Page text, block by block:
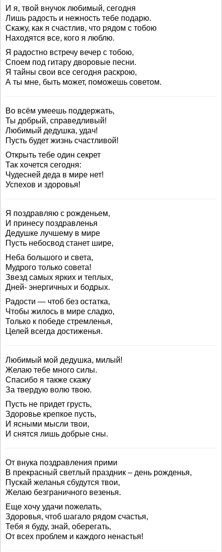
И я, твой внучок любимый, сегодня
Лишь радость и нежность тебе подарю.
Скажу, как я счастлив, что рядом с тобою
Находятся все, кого я люблю.
Я радостно встречу вечер с тобою,
Споем под гитару дворовые песни.
Я тайны свои все сегодня раскрою,
А ты мне, быть может, поможешь советом.
Во всём умеешь поддержать,
Ты добрый, справедливый!
Любимый дедушка, удач!
Пусть будет жизнь счастливой!
Открыть тебе один секрет
Так хочется сегодня:
Чудесней деда в мире нет!
Успехов и здоровья!
Я поздравляю с рожденьем,
И принесу поздравленья
Дедушке лучшему в мире
Пусть небосвод станет шире,
Неба большого и света,
Мудрого только совета!
Звезд самых ярких и теплых,
Дней- энергичных и бодрых.
Радости — чтоб без остатка,
Чтобы жилось в мире сладко,
Только к победе стремленья,
Целей всегда достиженья.
Любимый мой дедушка, милый!
Желаю тебе много силы.
Спасибо я также скажу
За твердую волю твою.
Пусть не придет грусть,
Здоровье крепкое пусть,
И ясными мысли твои,
И снятся лишь добрые сны.
От внука поздравления прими
В прекрасный светлый праздник – день рожденья,
Пускай желанья сбудутся твои,
Желаю безграничного везенья.
Еще хочу удачи пожелать,
Здоровья, чтоб шагало рядом счастья,
Тебя я буду, знай, оберегать,
От всех проблем и каждого ненастья!